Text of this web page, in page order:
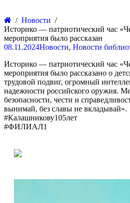
Новости
Историко — патриотический час
мероприятия было рассказан
08.11.2024Новости, Новости
Историко — патриотический час
мероприятия было рассказано о
трудовой подвиг, огромный
надежности российского оружия.
безопасности, чести и
вынимай, без славы не вкладывай».
#Калашникову105лет
#ФИЛИАЛ1